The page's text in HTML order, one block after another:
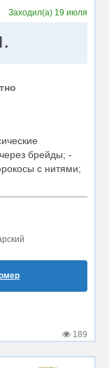
Заходил(а) 19 июля
брейды; -
с нитями;
189